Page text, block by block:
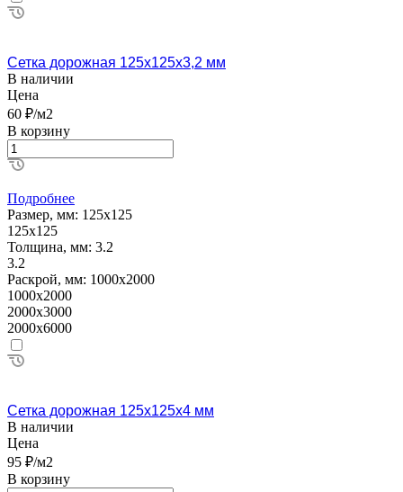
Сетка дорожная 125х125х3,2 мм
В наличии
Цена
60 ₽/м2
В корзину
Подробнее
Размер, мм: 125х125
125х125
Толщина, мм: 3.2
3.2
Раскрой, мм: 1000х2000
1000х2000
2000х3000
2000х6000
Сетка дорожная 125х125х4 мм
В наличии
Цена
95 ₽/м2
В корзину